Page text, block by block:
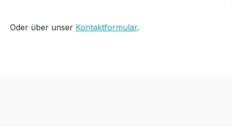
Oder über unser Kontaktformular.